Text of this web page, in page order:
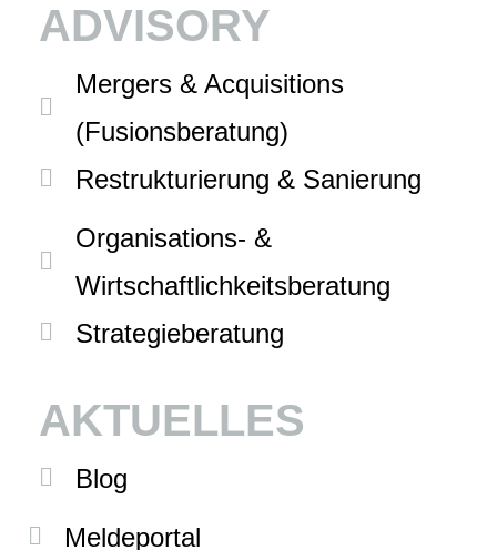
ADVISORY
Mergers & Acquisitions
(Fusionsberatung)
Restrukturierung & Sanierung
Organisations- &
Wirtschaftlichkeitsberatung
Strategieberatung
AKTUELLES
Blog
Meldeportal